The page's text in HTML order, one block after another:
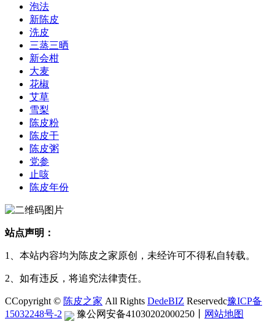
泡法
新陈皮
洗皮
三蒸三晒
新会柑
大麦
花椒
艾草
雪梨
陈皮粉
陈皮干
陈皮粥
党参
止咳
陈皮年份
站点声明：
1、本站内容均为陈皮之家原创，未经许可不得私自转载。
2、如有违反，将追究法律责任。
CCopyright © 陈皮之家 All Rights DedeBIZ Reservedc豫ICP备
15032248号-2
豫公网安备41030202000250 网站地图